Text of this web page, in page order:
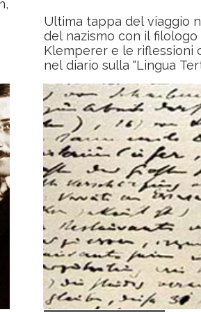
Ultima tappa del viaggio
del nazismo con il
Klemperer e le riflessioni
nel diario sulla "Lingua